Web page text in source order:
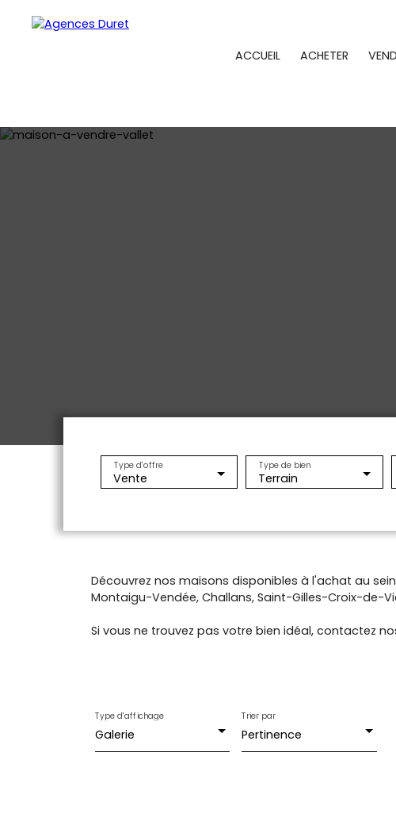
ACCUEIL ACHETER
Vente
Type d'offre
Terrain
Type de bien
Découvrez nos maisons disponibles à l'achat au
Montaigu-Vendée, Challans, Saint-Gilles-Croix-de-
Si vous ne trouvez pas votre bien idéal, contactez
Galerie
Type d'affichage
Pertinence
Trier par